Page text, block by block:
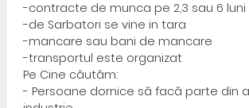
-contracte de munca pe 2,3 sau 6 luni
-de Sarbatori se vine in tara
-mancare sau bani de mancare
-transportul este organizat
Pe Cine căutăm:
- Persoane dornice să facă parte din